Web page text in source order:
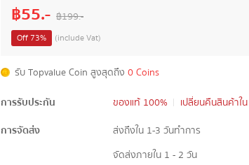
฿55.- ฿199.-
Off73% (include Vat)
รับ Topvalue Coin สูงสุดถึง 0 Coins
การรับประกัน
ของแท้ 100% เปลี่ยนคืนสินค้าใ
การจัดส่ง
ส่งถึงใน 1-3 วันทำการ
จัดส่งภายใน 1 - 2 วัน